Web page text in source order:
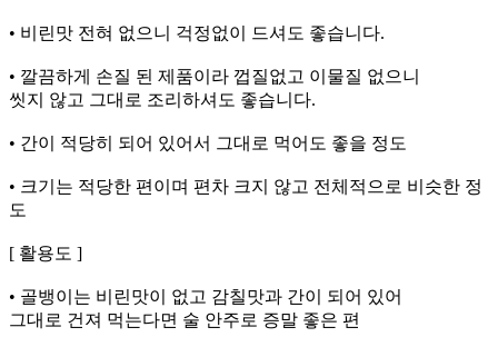
• 비린맛 전혀 없으니 걱정없이 드셔도 좋습니다.
• 깔끔하게 손질 된 제품이라 껍질없고 이물질 없으니
씻지 않고 그대로 조리하셔도 좋습니다.
• 간이 적당히 되어 있어서 그대로 먹어도 좋을 정도
• 크기는 적당한 편이며 편차 크지 않고 전체적으로 비슷한 정
도
[ 활용도 ]
• 골뱅이는 비린맛이 없고 감칠맛과 간이 되어 있어
그대로 건져 먹는다면 술 안주로 증말 좋은 편